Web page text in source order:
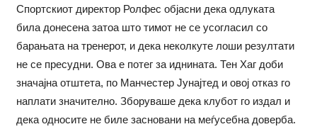
Спортскиот директор Ролфес објасни дека одлуката
била донесена затоа што тимот не се усогласил со
барањата на тренерот, и дека неколкуте лоши резултати
не се пресудни. Ова е потег за иднината. Тен Хаг доби
значајна отштета, по Манчестер Јунајтед и овој отказ го
наплати значително. Зборуваше дека клубот го издал и
дека односите не биле засновани на меѓусебна доверба.